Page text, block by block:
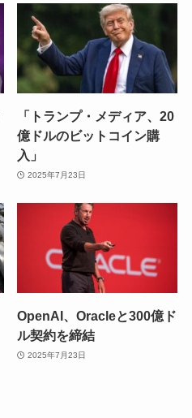
「トランプ・メディア、20
億ドルのビットコイン購
入」
2025年7月23日
OpenAI、Oracleと300億ド
ル契約を締結
2025年7月23日